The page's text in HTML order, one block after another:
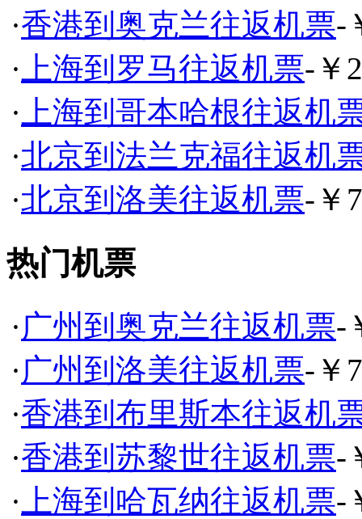
·香港到奥克兰往返机票-
· 上海到罗马往返机票-￥
· 上海到哥本哈根往返机
·北京到法兰克福往返机
·北京到洛美往返机票-￥
热门机票
·广州到奥克兰往返机票-
·广州到洛美往返机票-￥
·香港到布里斯本往返机
·香港到苏黎世往返机票-
· 上海到哈瓦纳往返机票-